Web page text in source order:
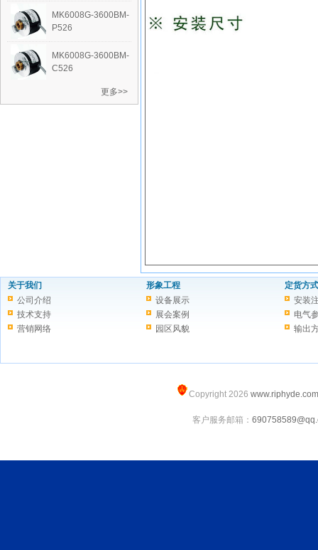
‭MK6008G-3600BM-
P526
‭MK6008G-3600BM-
C526
更多>>
关于我们
公司介绍
技术支持
营销网络
形象工程
设备展示
展会案例
园区风貌
定货方式
安装
电气
输出
Copyright 2026 www.riphyde.com
客户服务邮箱：